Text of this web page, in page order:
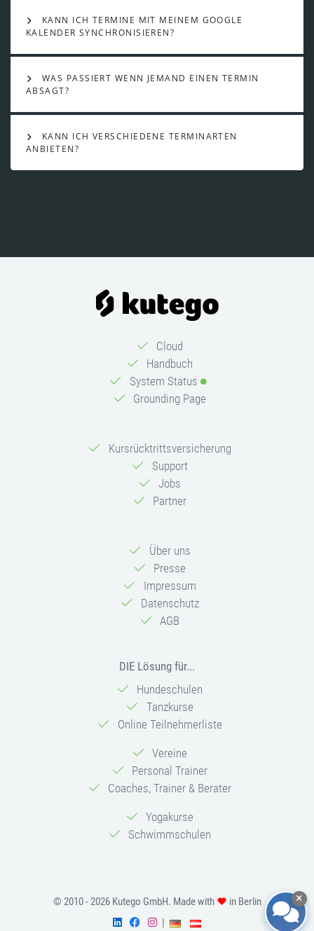
KANN ICH TERMINE MIT MEINEM GOOGLE
KALENDER SYNCHRONISIEREN?
WAS PASSIERT WENN JEMAND EINEN TERMIN
ABSAGT?
KANN ICH VERSCHIEDENE TERMINARTEN
ANBIETEN?
Cloud
Handbuch
System Status
Grounding Page
Kursrücktrittsversicherung
Support
Jobs
Partner
Über uns
Presse
Impressum
Datenschutz
AGB
DIE Lösung für...
Hundeschulen
Tanzkurse
Online Teilnehmerliste
Vereine
Personal Trainer
Coaches, Trainer & Berater
Yogakurse
Schwimmschulen
© 2010 - 2026 Kutego GmbH. Made with
in Berlin
|